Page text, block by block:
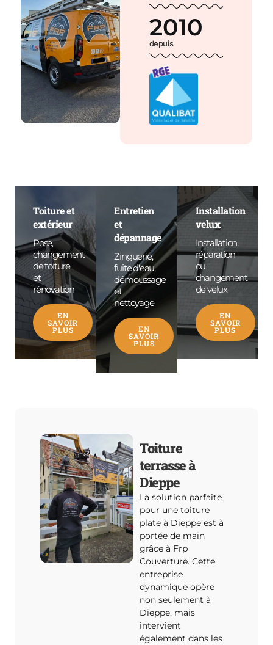
depuis
2010
Toiture et
extérieur
Pose,
changement
de toiture
et
rénovation
EN
SAVOIR
PLUS
Entretien
et
dépannage
Zinguerie,
fuite d'eau,
démoussage
et
nettoyage
EN
SAVOIR
PLUS
Installation
velux
Installation,
réparation
ou
changement
de velux
EN
SAVOIR
PLUS
Toiture
terrasse à
Dieppe
La solution parfaite
pour une toiture
plate à Dieppe est à
portée de main
grâce à Frp
Couverture. Cette
entreprise
dynamique opère
non seulement à
Dieppe, mais
intervient
également dans les